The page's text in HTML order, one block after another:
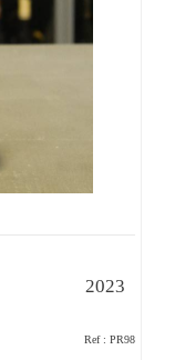
2023
Ref : PR98